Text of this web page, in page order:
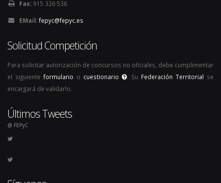
Fax: 915 326 538
EMail:fepyc@fepyc.es
Solicitud Competición
Para solicitar autorización de concursos no oficiales, debe cumplimentar
el siguiente formulario o cuestionario . Su Federación Territorial se
encargará de validarlo.
Últimos Tweets
@ FEPyC